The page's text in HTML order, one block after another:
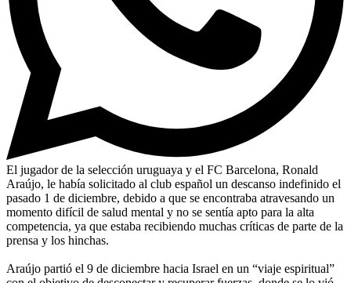
El jugador de la selección uruguaya y el FC Barcelona, Ronald
Araújo, le había solicitado al club español un descanso indefinido el
pasado 1 de diciembre, debido a que se encontraba atravesando un
momento difícil de salud mental y no se sentía apto para la alta
competencia, ya que estaba recibiendo muchas críticas de parte de la
prensa y los hinchas.
Araújo partió el 9 de diciembre hacia Israel en un “viaje espiritual”